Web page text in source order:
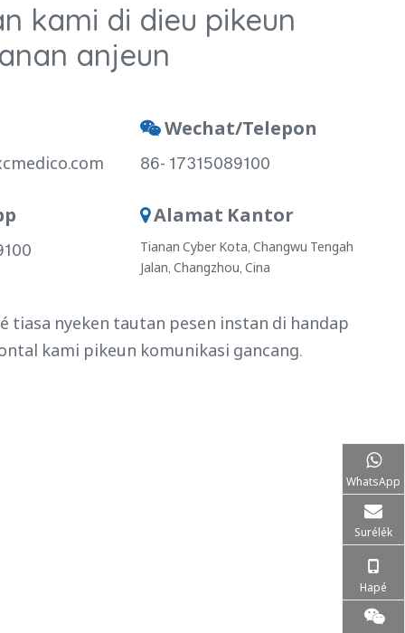
kami di dieu pikeun
anjeun
 Wechat/Telepon
86- 17315089100
 Alamat Kantor
Tianan Cyber ​​Kota, Changwu Tengah
Jalan, Changzhou, Cina
tiasa nyeken tautan pesen instan di handap
kami pikeun komunikasi gancang.
WhatsApp
Surélék
Hapé